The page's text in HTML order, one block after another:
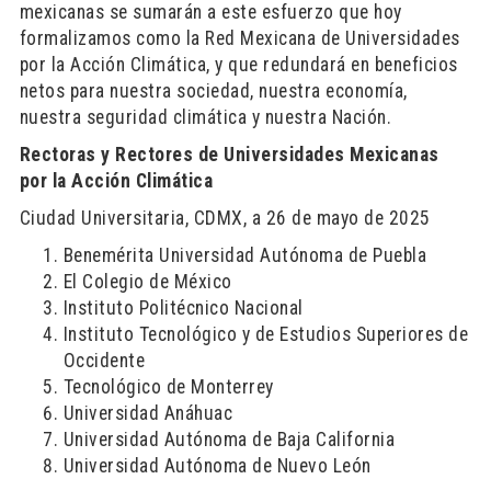
mexicanas se sumarán a este esfuerzo que hoy
formalizamos como la Red Mexicana de Universidades
por la Acción Climática, y que redundará en beneficios
netos para nuestra sociedad, nuestra economía,
nuestra seguridad climática y nuestra Nación.
Rectoras y Rectores de Universidades Mexicanas
por la Acción Climática
Ciudad Universitaria, CDMX, a 26 de mayo de 2025
Benemérita Universidad Autónoma de Puebla
El Colegio de México
Instituto Politécnico Nacional
Instituto Tecnológico y de Estudios Superiores de
Occidente
Tecnológico de Monterrey
Universidad Anáhuac
Universidad Autónoma de Baja California
Universidad Autónoma de Nuevo León